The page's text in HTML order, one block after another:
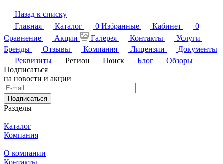
Назад к списку
Главная
Каталог 0 Избранные Кабинет
0
Сравнение
Акции Галерея Контакты
Услуги
Бренды
Отзывы Компания Лицензии
Документы
Реквизиты
Регион Поиск Блог
Обзоры
Подписаться
на новости и акции
Подписаться
Разделы
Каталог
Компания
О компании
Контакты